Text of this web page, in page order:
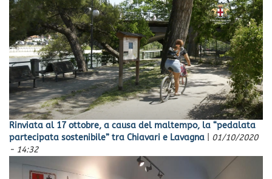
Rinviata al 17 ottobre, a causa del maltempo, la “pedalata
partecipata sostenibile” tra Chiavari e Lavagna
01/10/2020
- 14:32